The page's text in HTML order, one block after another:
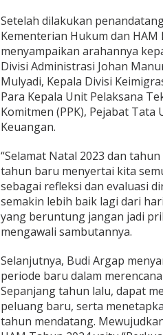
a
i
P
a
k
t
a
I
e
g
r
i
t
a
s
r
t
a
K
m
Setelah dilakukan
Kementerian Hukum dan
menyampaikan arahannya
Divisi Administrasi Johan
Mulyadi, Kepala Divisi
Para Kepala Unit Pelaksana
Komitmen (PPK), Pejabat Tata
Keuangan.
“Selamat Natal 2023 dan
tahun baru menyertai kita
sebagai refleksi dan evaluasi
semakin lebih baik lagi dari
yang beruntung jangan jadi
mengawali sambutannya.
Selanjutnya, Budi Argap
periode baru dalam
Sepanjang tahun lalu, dapat
peluang baru, serta
tahun mendatang.